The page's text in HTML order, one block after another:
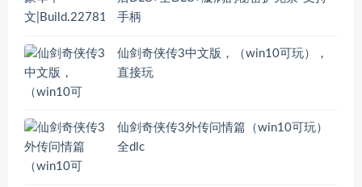
手柄
仙剑奇侠传3中文版，（win10可玩），
直接玩
仙剑奇侠传3外传问情篇（win10可玩）
全dlc